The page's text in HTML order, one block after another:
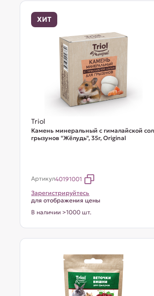
ХИТ
Triol
Камень минеральный с гималайской
грызунов "Жёлудь", 35г, Original
Артикул40191001
Зарегистрируйтесь
для отображения цены
В наличии >1000 шт.